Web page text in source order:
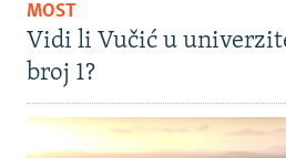
MOST
Vidi li Vučić u
broj 1?